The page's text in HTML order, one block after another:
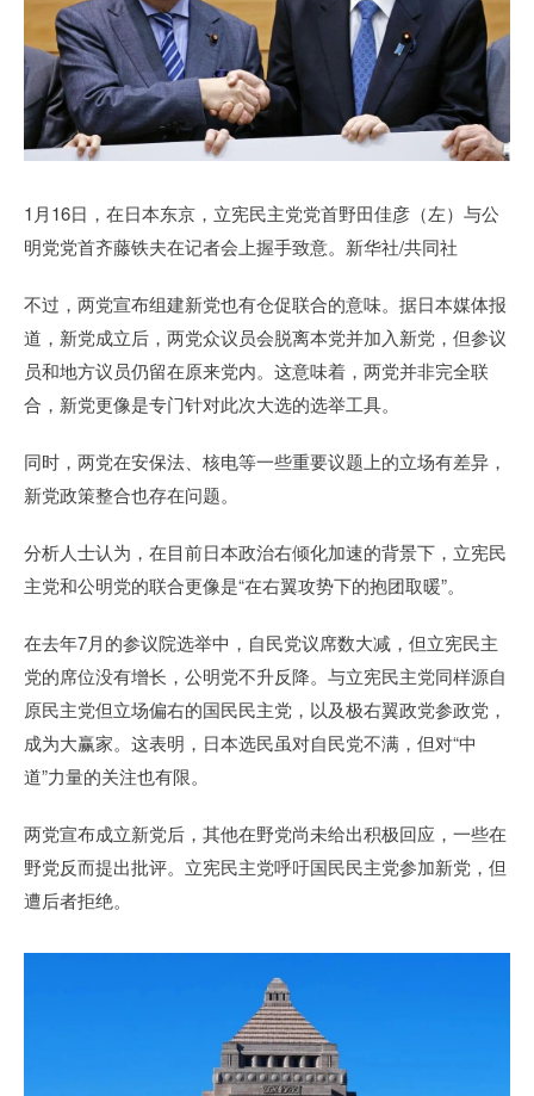
1月16日，在日本东京，立宪民主党党首野田佳彦（左）与公
明党党首齐藤铁夫在记者会上握手致意。新华社/共同社
不过，两党宣布组建新党也有仓促联合的意味。据日本媒体报
道，新党成立后，两党众议员会脱离本党并加入新党，但参议
员和地方议员仍留在原来党内。这意味着，两党并非完全联
合，新党更像是专门针对此次大选的选举工具。
同时，两党在安保法、核电等一些重要议题上的立场有差异，
新党政策整合也存在问题。
分析人士认为，在目前日本政治右倾化加速的背景下，立宪民
主党和公明党的联合更像是“在右翼攻势下的抱团取暖”。
在去年7月的参议院选举中，自民党议席数大减，但立宪民主
党的席位没有增长，公明党不升反降。与立宪民主党同样源自
原民主党但立场偏右的国民民主党，以及极右翼政党参政党，
成为大赢家。这表明，日本选民虽对自民党不满，但对“中
道”力量的关注也有限。
两党宣布成立新党后，其他在野党尚未给出积极回应，一些在
野党反而提出批评。立宪民主党呼吁国民民主党参加新党，但
遭后者拒绝。